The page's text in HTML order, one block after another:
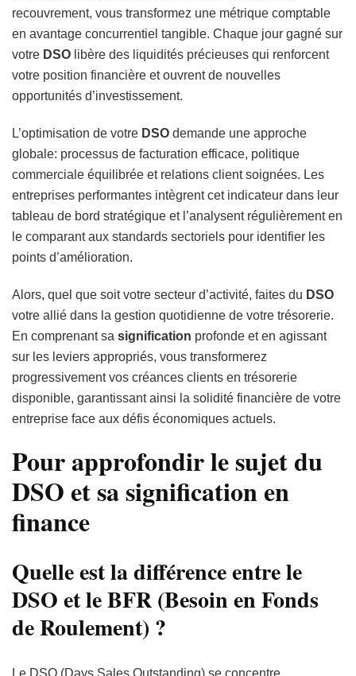
recouvrement, vous transformez une métrique comptable
en avantage concurrentiel tangible. Chaque jour gagné sur
votre DSO libère des liquidités précieuses qui renforcent
votre position financière et ouvrent de nouvelles
opportunités d’investissement.
L’optimisation de votre DSO demande une approche
globale: processus de facturation efficace, politique
commerciale équilibrée et relations client soignées. Les
entreprises performantes intègrent cet indicateur dans leur
tableau de bord stratégique et l’analysent régulièrement en
le comparant aux standards sectoriels pour identifier les
points d’amélioration.
Alors, quel que soit votre secteur d’activité, faites du DSO
votre allié dans la gestion quotidienne de votre trésorerie.
En comprenant sa signification profonde et en agissant
sur les leviers appropriés, vous transformerez
progressivement vos créances clients en trésorerie
disponible, garantissant ainsi la solidité financière de votre
entreprise face aux défis économiques actuels.
Pour approfondir le sujet du
DSO et sa signification en
finance
Quelle est la différence entre le
DSO et le BFR (Besoin en Fonds
de Roulement) ?